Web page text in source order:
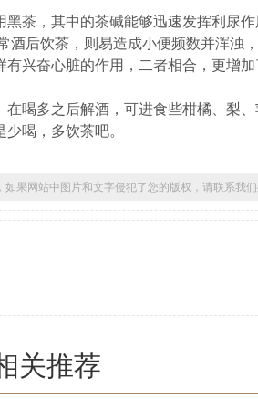
，其中的茶碱能够迅速发挥利尿作
酒后饮茶，则易造成小便频数并浑浊
兴奋心脏的作用，二者相合，更增
多之后解酒，可进食些柑橘、梨、
喝，多饮茶吧。
果网站中图片和文字侵犯了您的版权，请联系我们
关推荐